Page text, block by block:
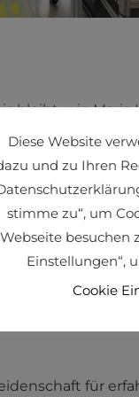
bleibt, wie
selbst
schildert sie.
Supply Chain
Management-
werden
anderem
für
Diese Website
und zu Ihren
stimme zu“, um
Webseite besuchen
Einstellungen“,
Cookie